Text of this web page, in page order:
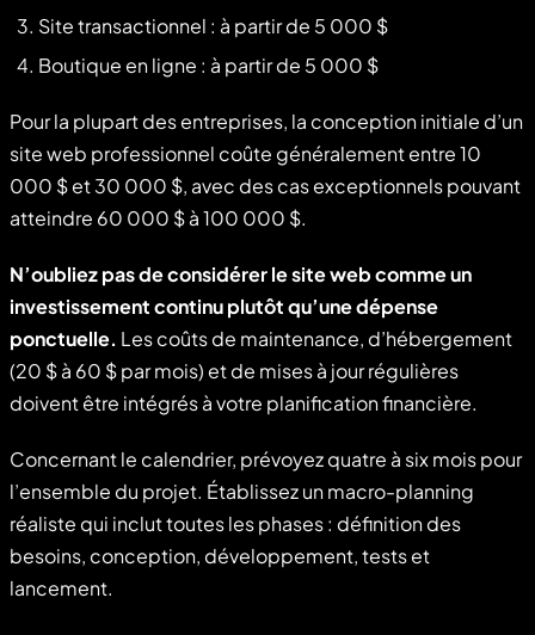
Site transactionnel : à partir de 5 000 $
Boutique en ligne : à partir de 5 000 $
Pour la plupart des entreprises, la conception initiale d’un
site web professionnel coûte généralement entre 10
000 $ et 30 000 $, avec des cas exceptionnels pouvant
atteindre 60 000 $ à 100 000 $.
N’oubliez pas de considérer le site web comme un
investissement continu plutôt qu’une dépense
ponctuelle. Les coûts de maintenance, d’hébergement
(20 $ à 60 $ par mois) et de mises à jour régulières
doivent être intégrés à votre planification financière.
Concernant le calendrier, prévoyez quatre à six mois pour
l’ensemble du projet. Établissez un macro-planning
réaliste qui inclut toutes les phases : définition des
besoins, conception, développement, tests et
lancement.